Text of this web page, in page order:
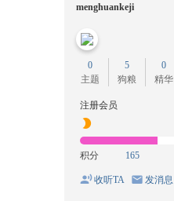
menghuankeji
0
主题
5
狗粮
0
精华
注册会员
积分 165
收听TA 发消息